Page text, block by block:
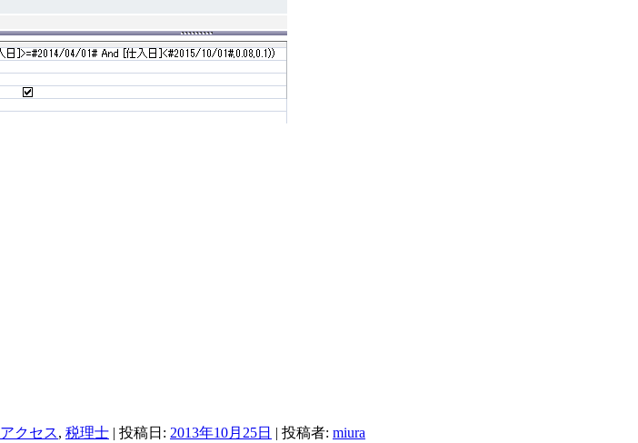
アクセス, 税理士 | 投稿日: 2013年10月25日 | 投稿者: miura